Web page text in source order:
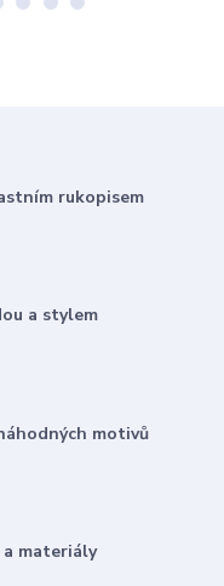
rukopisem
a stylem
motivů
materiály